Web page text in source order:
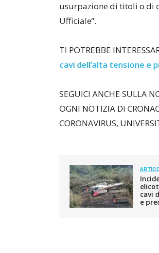
usurpazione di titoli o di
Ufficiale”.
TI POTREBBE
cavi dell’alta tensione e
SEGUICI ANCHE SULLA
OGNI NOTIZIA DI
CORONAVIRUS,
cavi
e